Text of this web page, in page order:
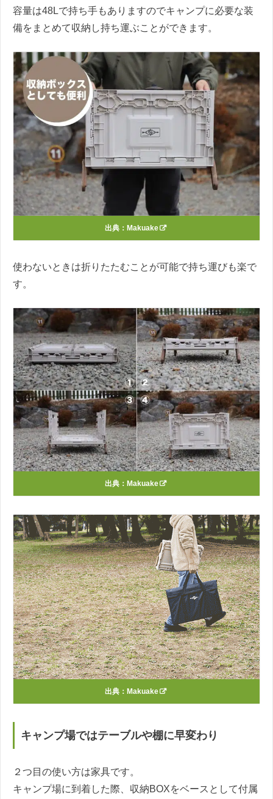
容量は48Lで持ち手もありますのでキャンプに必要な装
備をまとめて収納し持ち運ぶことができます。
出典： Makuake
使わないときは折りたたむことが可能で持ち運びも楽で
す。
出典： Makuake
出典： Makuake
キャンプ場ではテーブルや棚に早変わり
２つ目の使い方は家具です。
キャンプ場に到着した際、収納BOXをベースとして付属